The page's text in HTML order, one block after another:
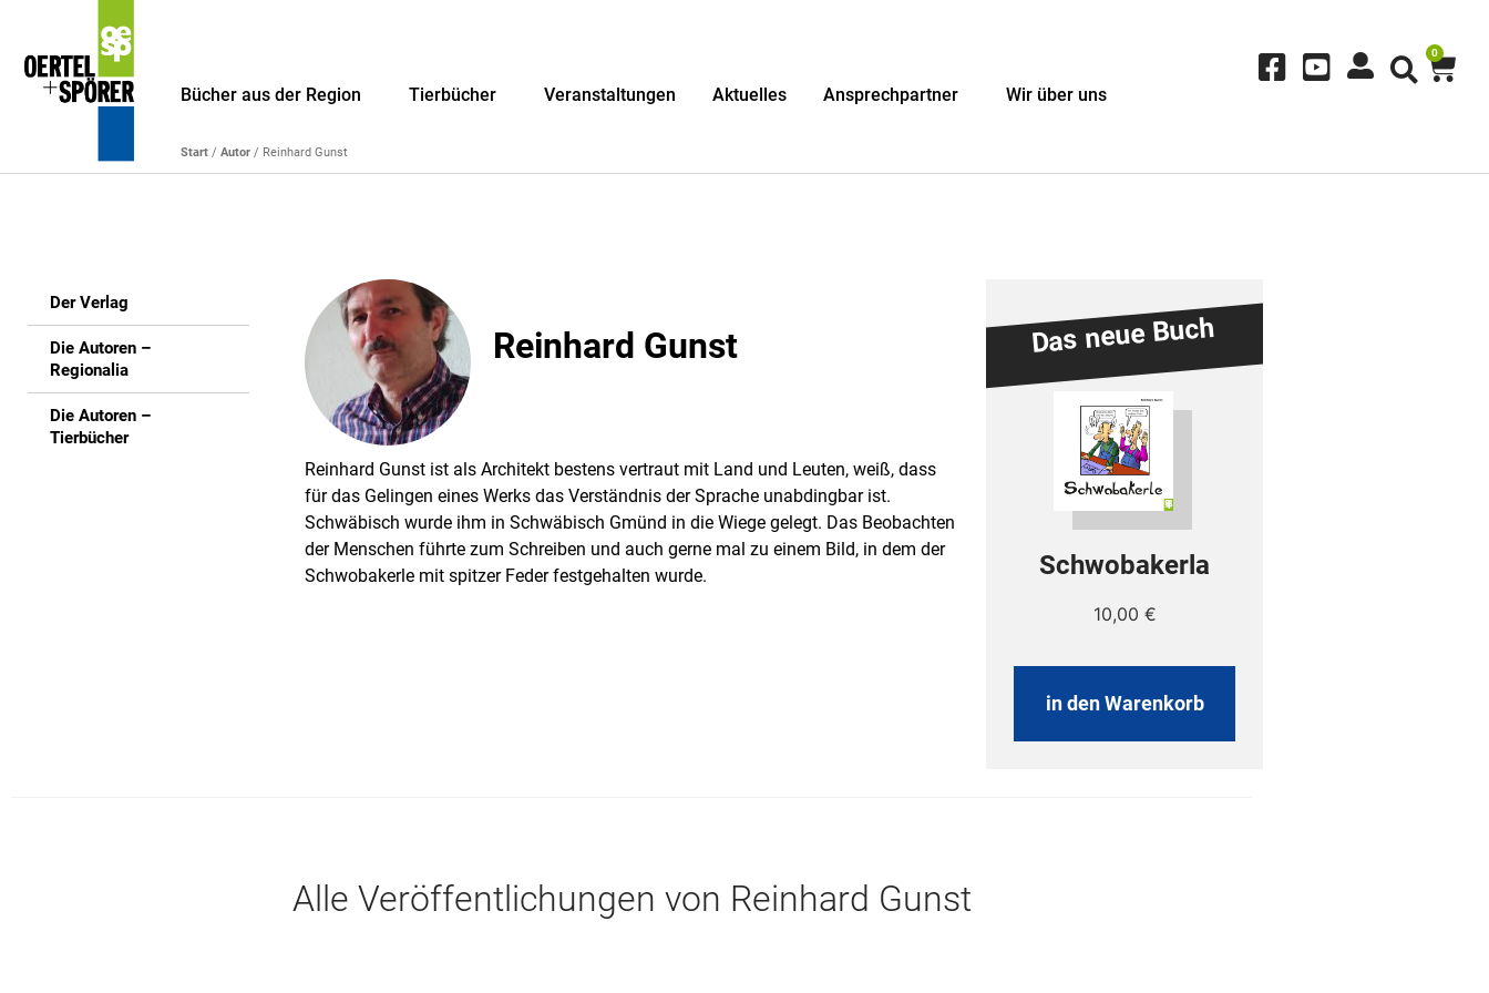
Bücher aus der Region Tierbücher Veranstaltungen Aktuelles Ansprechpartner Wir über uns
Start /Autor / Reinhard Gunst
0
Der Verlag
Die Autoren –
Regionalia
Die Autoren –
Tierbücher
Reinhard Gunst
Reinhard Gunst ist als Architekt bestens vertraut mit Land und Leuten, weiß, dass
für das Gelingen eines Werks das Verständnis der Sprache unabdingbar ist.
Schwäbisch wurde ihm in Schwäbisch Gmünd in die Wiege gelegt. Das Beobachten
der Menschen führte zum Schreiben und auch gerne mal zu einem Bild, in dem der
Schwobakerle mit spitzer Feder festgehalten wurde.
Das neue Buch
Schwobakerla
10,00 €
in den Warenkorb
Alle Veröffentlichungen von Reinhard Gunst